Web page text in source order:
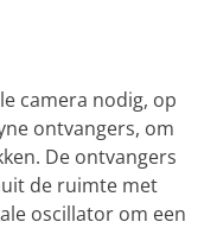
camera nodig, op
ontvangers, om
De ontvangers
de ruimte met
oscillator om een